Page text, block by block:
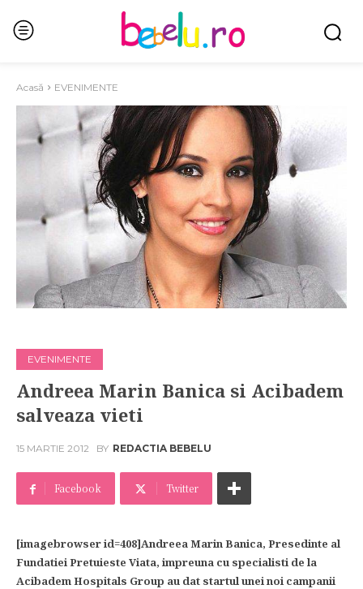
Acasă EVENIMENTE
EVENIMENTE
Andreea Marin Banica si Acibadem
salveaza vieti
15 MARTIE 2012 BY REDACTIA BEBELU
Facebook Twitter
[imagebrowser id=408]Andreea Marin Banica, Presedinte al
Fundatiei Pretuieste Viata, impreuna cu specialisti de la
Acibadem Hospitals Group au dat startul unei noi campanii